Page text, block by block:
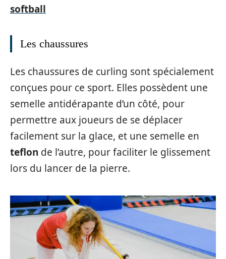
softball
Les chaussures
Les chaussures de curling sont spécialement
conçues pour ce sport. Elles possèdent une
semelle antidérapante d’un côté, pour
permettre aux joueurs de se déplacer
facilement sur la glace, et une semelle en
teflon de l’autre, pour faciliter le glissement
lors du lancer de la pierre.